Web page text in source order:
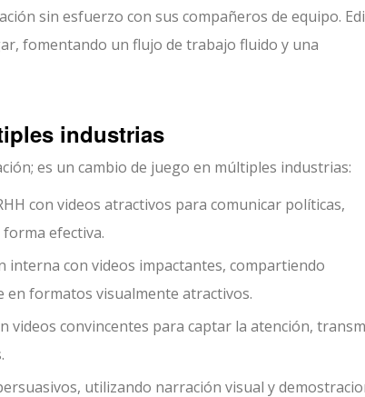
sin esfuerzo con sus compañeros de equipo.
fomentando un flujo de trabajo fluido y una
industrias
es un cambio de juego en múltiples industrias:
con videos atractivos para comunicar políticas,
efectiva.
interna con videos impactantes, compartiendo
formatos visualmente atractivos.
videos convincentes para captar la atención,
utilizando narración visual y